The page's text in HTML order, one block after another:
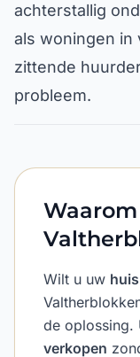
achterstallig
als woningen in
zittende
probleem.
Wilt u uw
de oplossing.
verkopen